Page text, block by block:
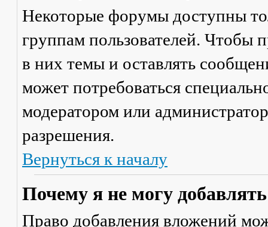
Некоторые форумы доступны
группам пользователей. Чтобы
в них темы и оставлять
может потребоваться
модератором или
разрешения.
Вернуться к началу
Почему я не могу
Право добавления вложений